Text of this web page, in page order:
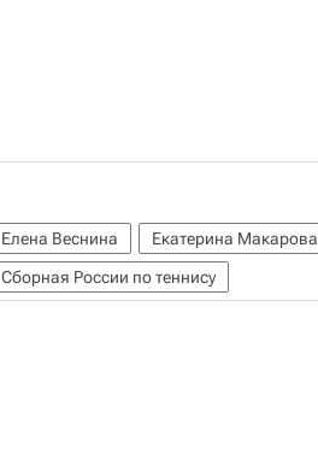
Елена Веснина Екатерина Макарова
Сборная России по теннису